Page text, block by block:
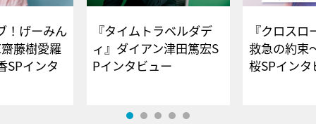
！げーみん
藤樹愛羅
SPインタ
『タイムトラベルダデ
ィ』ダイアン津田篤宏S
Pインタビュー
『クロス
救急の約束
桜SPイ